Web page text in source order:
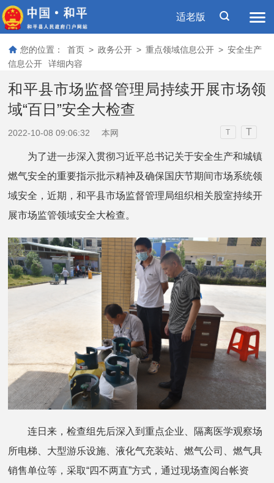
适老版
您的位置： 首页 > 政务公开 > 重点领域信息公开 > 安全生产
信息公开
详细内容
和平县市场监督管理局持续开展市场领
域“百日”安全大检查
2022-10-08 09:06:32 本网 T T
为了进一步深入贯彻习近平总书记关于安全生产和城镇
燃气安全的重要指示批示精神及确保国庆节期间市场系统领
域安全，近期，和平县市场监督管理局组织相关股室持续开
展市场监管领域安全大检查。
连日来，检查组先后深入到重点企业、隔离医学观察场
所电梯、大型游乐设施、液化气充装站、燃气公司、燃气具
销售单位等，采取“四不两直”方式，通过现场查阅台帐资